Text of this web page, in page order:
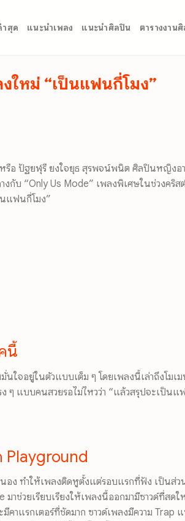
าสุด แนะนำเพลง แนะนำศิลปิน ตารางงาน
งใหม่ “เป็นแฟนกี่โมง”
หรือ ปัฐยฬุรี ยงใจยุธ สุรพจน์พนิต ศิลปินหญิง
กับ “Only Us Mode” เพลงพิเศษในช่วงคริส
นแฟนกี่โมง”
นี้
ใจอยู่ในตัวแบบเต็ม ๆ โดยเพลงนี้เล่าถึงโมเ
ๆ แบบคนสวยรอไม่ไหวว่า “แล้วสรุปจะเป็น
Playground
นอง ทำให้เพลงติดหูตั้งแต่รอบแรกที่ฟัง เป็นส่
มาช่วยเรียบเรียงให้เพลงนี้ออกมามีซาวด์ที่สด
คาแรกเตอร์ที่ชัดมาก ซาวด์เพลงมีความ Trap